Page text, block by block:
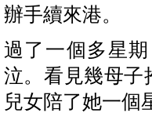
辦手續來港。
過了一個多星
泣。看見幾母子
兒女陪了她一個